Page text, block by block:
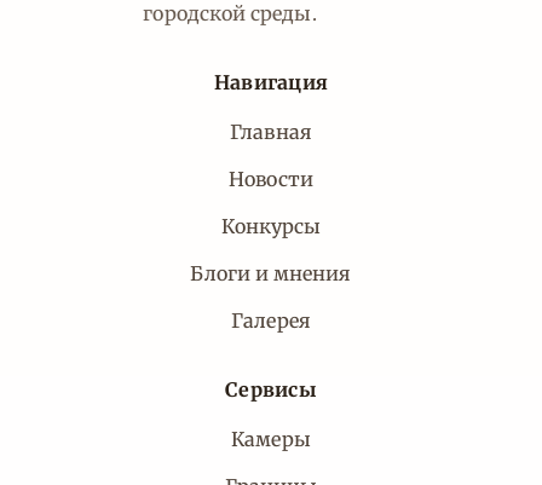
городской среды.
Навигация
Главная
Новости
Конкурсы
Блоги и мнения
Галерея
Сервисы
Камеры